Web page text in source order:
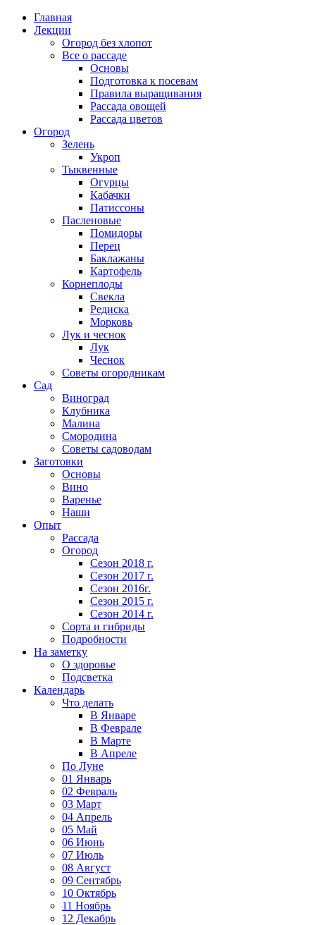
Главная
Лекции
Огород без хлопот
Все о рассаде
Основы
Подготовка к посевам
Правила выращивания
Рассада овощей
Рассада цветов
Огород
Зелень
Укроп
Тыквенные
Огурцы
Кабачки
Патиссоны
Пасленовые
Помидоры
Перец
Баклажаны
Картофель
Корнеплоды
Свекла
Редиска
Морковь
Лук и чеснок
Лук
Чеснок
Советы огородникам
Сад
Виноград
Клубника
Малина
Смородина
Советы садоводам
Заготовки
Основы
Вино
Варенье
Наши
Опыт
Рассада
Огород
Сезон 2018 г.
Сезон 2017 г.
Сезон 2016г.
Сезон 2015 г.
Сезон 2014 г.
Сорта и гибриды
Подробности
На заметку
О здоровье
Подсветка
Календарь
Что делать
В Январе
В Феврале
В Марте
В Апреле
По Луне
01 Январь
02 Февраль
03 Март
04 Апрель
05 Май
06 Июнь
07 Июль
08 Август
09 Сентябрь
10 Октябрь
11 Ноябрь
12 Декабрь